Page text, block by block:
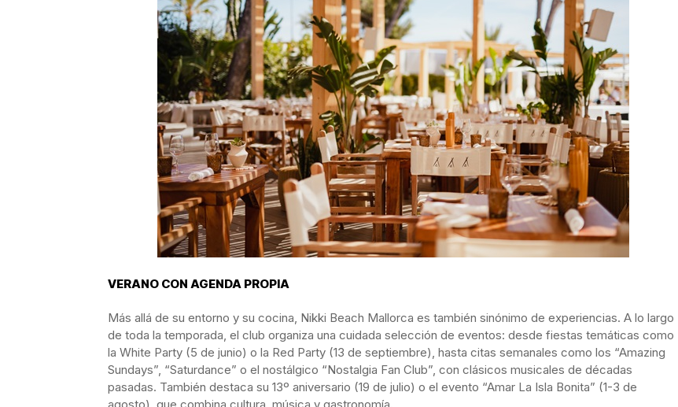
VERANO CON AGENDA PROPIA
Más allá de su entorno y su cocina, Nikki Beach Mallorca es también sinónimo de experiencias. A lo largo
de toda la temporada, el club organiza una cuidada selección de eventos: desde fiestas temáticas como
la White Party (5 de junio) o la Red Party (13 de septiembre), hasta citas semanales como los “Amazing
Sundays”, “Saturdance” o el nostálgico “Nostalgia Fan Club”, con clásicos musicales de décadas
pasadas. También destaca su 13º aniversario (19 de julio) o el evento “Amar La Isla Bonita” (1-3 de